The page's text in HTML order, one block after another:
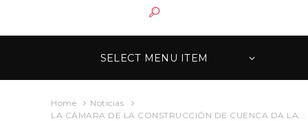
SELECT MENU ITEM
Home
Noticias
LA CÁMARA DE LA CONSTRUCCIÓN DE CUENCA DA LA...